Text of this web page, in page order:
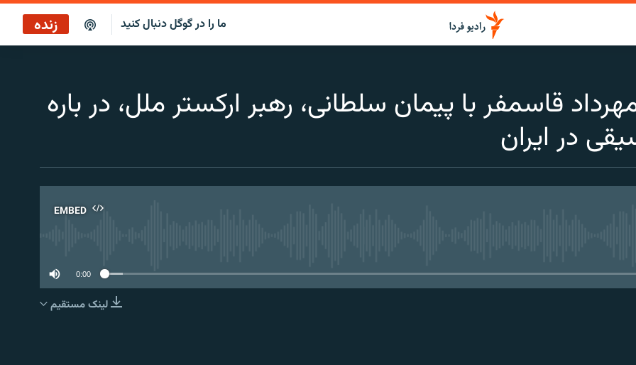
ما را در گوگل دنبال کنید زنده
قاسمفر با پیمان سلطانی، رهبر اركستر ملل، در باره
در ایران
EMBED
EMBED
0:00
لینک مستقیم